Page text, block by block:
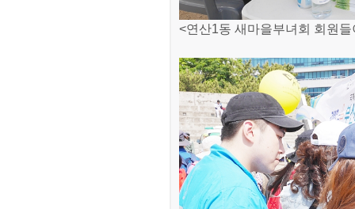
<연산1동 새마을부녀회 회원